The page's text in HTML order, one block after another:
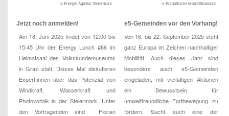
© Energie Agentur Steiermark © Europäische Mobilitätswoche
Jetzt noch anmelden! e5-Gemeinden vor den Vorhang!
Am 18. Juni 2025 findet von 12:00 bis
15:45 Uhr der Energy Lunch #66 im
Heimatsaal des Volkskundemuseums
in Graz statt. Dieses Mal diskutieren
Expert:innen über das Potenzial von
Windkraft, Wasserkraft und
Photovoltaik in der Steiermark. Unter
den Vortragenden sind Florian
Von 16. bis 22. September 2025 steht
ganz Europa im Zeichen nachhaltiger
Mobilität. Auch dieses Jahr sind
besonders auch e5-Gemeinden
eingeladen, mit vielfältigen Aktionen
ein Bewusstsein für
umweltfreundliche Fortbewegung zu
fördern. Sucht euch eine der